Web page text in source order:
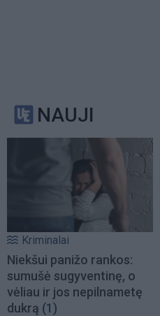
NAUJI
Kriminalai
Niekšui panižo rankos:
sumušė sugyventinę, o
vėliau ir jos nepilnametę
dukrą (1)